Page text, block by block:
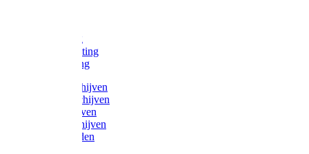
Voetketting
Scheepsketting
Victorketting
Afbraamschijven
Doorslijpschijven
Lamelschijven
Diamantschijven
Laselektroden